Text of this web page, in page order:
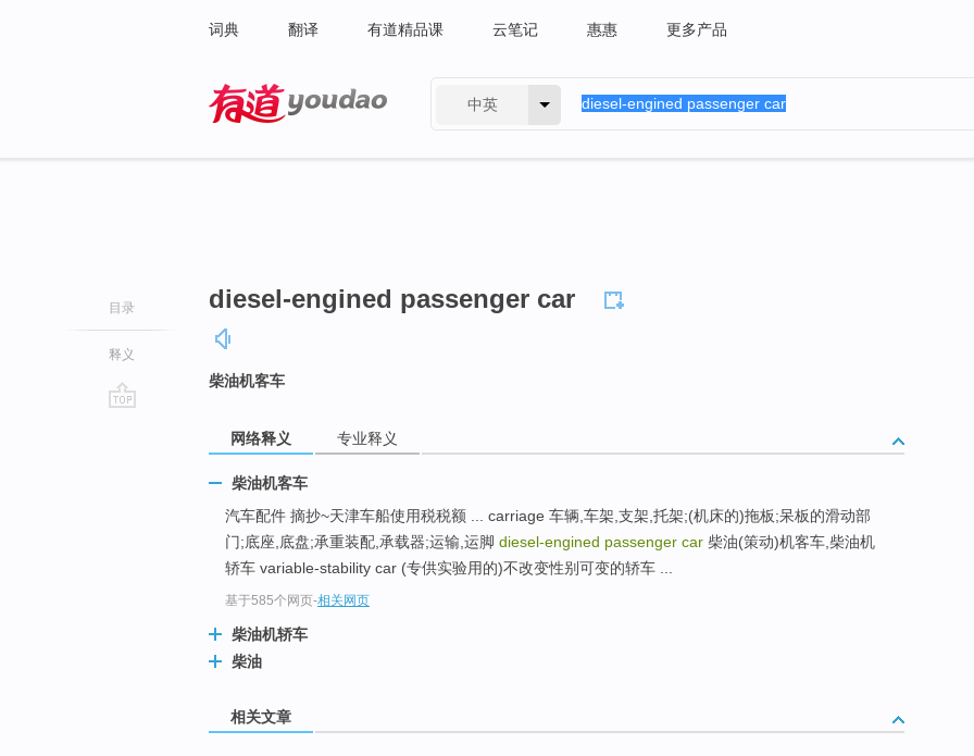
词典 翻译 有道精品课 云笔记 惠惠 更多产品
中英
目录
释义
diesel-engined passenger car
柴油机客车
网络释义 专业释义
柴油机客车
汽车配件 摘抄~天津车船使用税税额 ... carriage 车辆,车架,支架,托架;(机床的)拖板;呆板的滑动部
门;底座,底盘;承重装配,承载器;运输,运脚 diesel-engined passenger car 柴油(策动)机客车,柴油机
轿车 variable-stability car (专供实验用的)不改变性别可变的轿车 ...
基于585个网页-相关网页
柴油机轿车
柴油
相关文章